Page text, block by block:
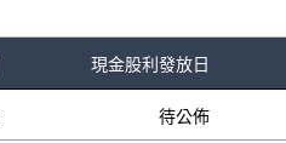
現金股利發放日
待公佈